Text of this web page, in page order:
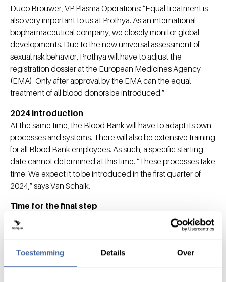
Toestemming Details Over
Duco Brouwer, VP Plasma Operations: “Equal treatment is
also very important to us at Prothya. As an international
biopharmaceutical company, we closely monitor global
developments. Due to the new universal assessment of
sexual risk behavior, Prothya will have to adjust the
registration dossier at the European Medicines Agency
(EMA). Only after approval by the EMA can the equal
treatment of all blood donors be introduced.”
2024 introduction
At the same time, the Blood Bank will have to adapt its own
processes and systems. There will also be extensive training
for all Blood Bank employees. As such, a specific starting
date cannot determined at this time. “These processes take
time. We expect it to be introduced in the first quarter of
2024,” says Van Schaik.
Time for the final step
Daphne Thijssen-Timmer, managing director of the Blood
Bank, outlines how Sanquin has been active in the past
years to allow more men who have had sex with men (MSM)
as blood donors: “We are almost at the conclusion of 25
years of research. We can be proud of that. The Blood Bank